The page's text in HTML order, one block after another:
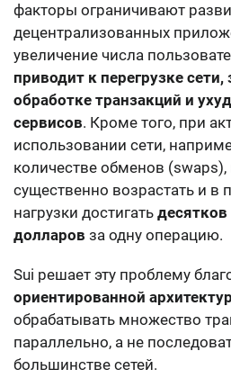
факторы ограничивают
децентрализованных
увеличение числа
приводит к перегрузке
обработке транзакций и
сервисов. Кроме того, при
использовании сети,
количестве обменов
существенно возрастать и в
нагрузки достигать
долларов за одну операцию.
Sui решает эту проблему
ориентированной
обрабатывать множество
параллельно, а не
большинстве сетей.